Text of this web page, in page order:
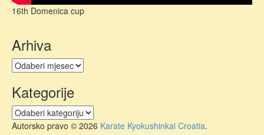
16th Domenica cup
Arhiva
Arhiva
Kategorije
Kategorije
Autorsko pravo © 2026 Karate Kyokushinkai Croatia.